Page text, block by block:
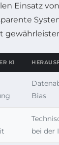
Einsatz
KI
Bias
bei der